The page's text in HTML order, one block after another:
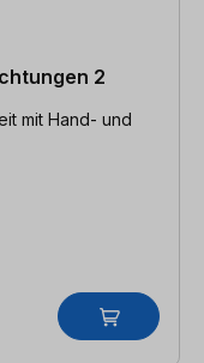
2
mit Hand- und